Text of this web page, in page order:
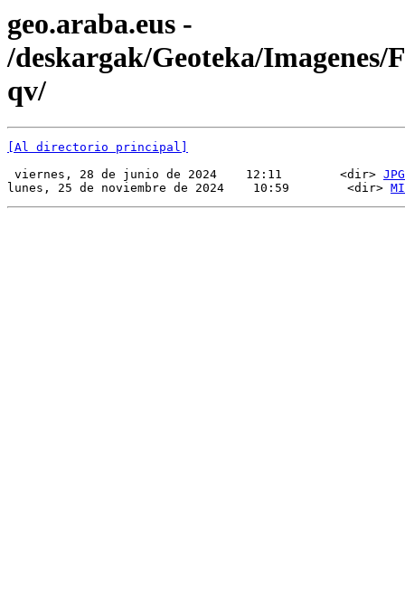
geo.araba.eus -
/deskargak/Geoteka/Imagenes/
qv/
[Al directorio principal]
viernes, 28 de junio de 2024    12:11        <dir> JPG
lunes, 25 de noviembre de 2024    10:59        <dir>